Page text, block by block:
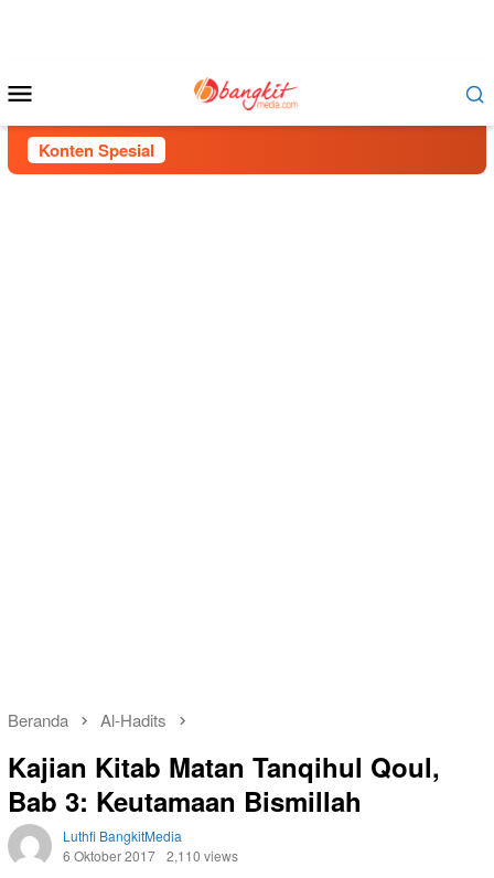
Mobile
Konten Spesial
Beranda Al-Hadits
Kajian Kitab Matan Tanqihul Qoul,
Bab 3: Keutamaan Bismillah
Luthfi BangkitMedia
6 Oktober 2017 2,110 views